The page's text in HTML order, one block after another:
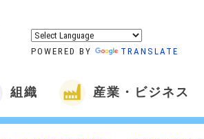
POWERED BY TRANSLATE
組織 産業・ビジネス